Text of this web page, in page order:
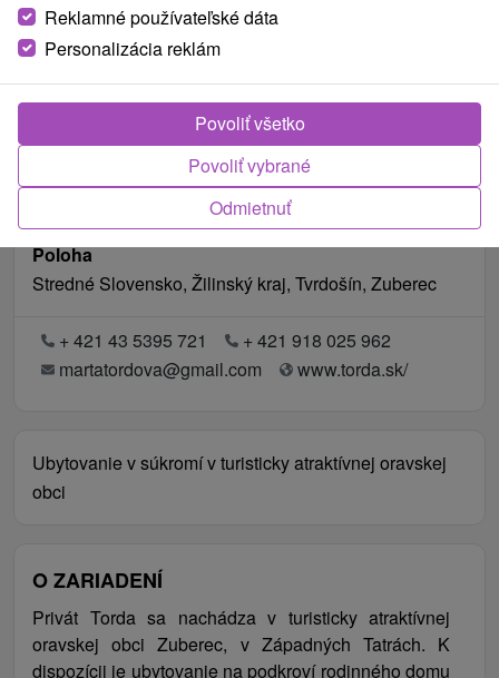
Poloha
Stredné Slovensko, Žilinský kraj, Tvrdošín, Zuberec
+ 421 43 5395 721
+ 421 918 025 962
martatordova@gmail.com
www.torda.sk/
Ubytovanie v súkromí v turisticky atraktívnej oravskej
obci
O ZARIADENÍ
Privát Torda sa nachádza v turisticky atraktívnej
oravskej obci Zuberec, v Západných Tatrách. K
dispozícii je ubytovanie na podkroví rodinného domu
Reklamné používateľské dáta
Personalizácia reklám
Odmietnuť
Povoliť vybrané
Povoliť všetko